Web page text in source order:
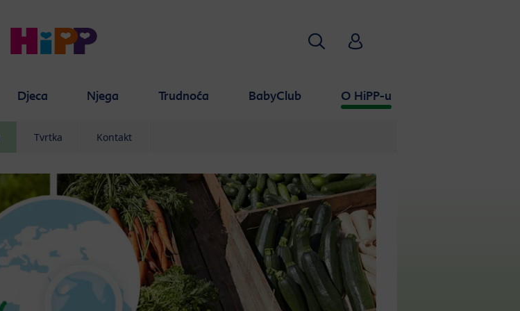
Djeca Njega Trudnoća BabyClub O HiPP-u
Traži HiPP Babyclub
Tvrtka Kontakt